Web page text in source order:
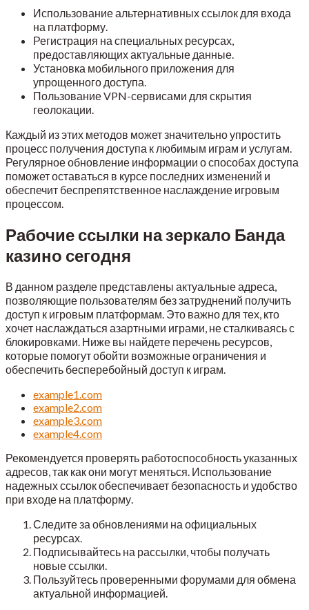
Использование альтернативных ссылок для входа
на платформу.
Регистрация на специальных ресурсах,
предоставляющих актуальные данные.
Установка мобильного приложения для
упрощенного доступа.
Пользование VPN-сервисами для скрытия
геолокации.
Каждый из этих методов может значительно упростить
процесс получения доступа к любимым играм и услугам.
Регулярное обновление информации о способах доступа
поможет оставаться в курсе последних изменений и
обеспечит беспрепятственное наслаждение игровым
процессом.
Рабочие ссылки на зеркало Банда
казино сегодня
В данном разделе представлены актуальные адреса,
позволяющие пользователям без затруднений получить
доступ к игровым платформам. Это важно для тех, кто
хочет наслаждаться азартными играми, не сталкиваясь с
блокировками. Ниже вы найдете перечень ресурсов,
которые помогут обойти возможные ограничения и
обеспечить бесперебойный доступ к играм.
example1.com
example2.com
example3.com
example4.com
Рекомендуется проверять работоспособность указанных
адресов, так как они могут меняться. Использование
надежных ссылок обеспечивает безопасность и удобство
при входе на платформу.
Следите за обновлениями на официальных
ресурсах.
Подписывайтесь на рассылки, чтобы получать
новые ссылки.
Пользуйтесь проверенными форумами для обмена
актуальной информацией.